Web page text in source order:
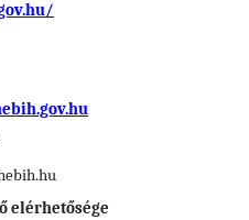
elérhetősége